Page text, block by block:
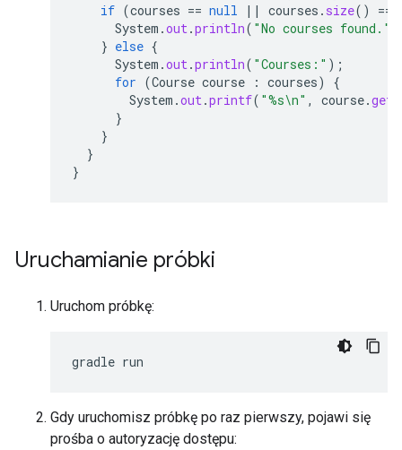
if (courses == null || courses . size() ==
System .out.println( "No courses found."
} else {
System .out.println( "Courses:" );
for (Course course : courses)
{
System .out.printf( "%s\n" , course.
}
}
}
}
Uruchamianie próbki
Uruchom próbkę:
Gdy uruchomisz próbkę po raz pierwszy, pojawi się
prośba o autoryzację dostępu: